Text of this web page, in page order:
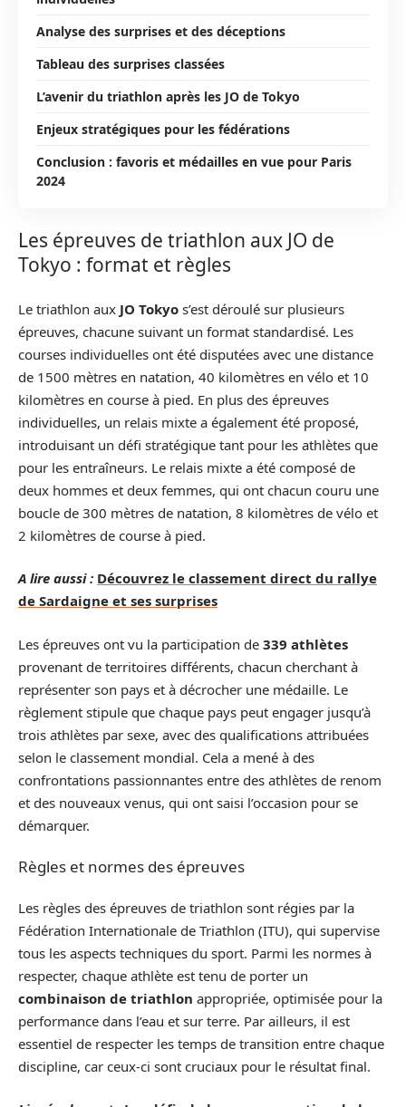
Analyse des surprises et des déceptions
Tableau des surprises classées
L’avenir du triathlon après les JO de Tokyo
Enjeux stratégiques pour les fédérations
Conclusion : favoris et médailles en vue pour Paris
2024
Les épreuves de triathlon aux JO de
Tokyo : format et règles
Le triathlon aux JO Tokyo s’est déroulé sur plusieurs
épreuves, chacune suivant un format standardisé. Les
courses individuelles ont été disputées avec une distance
de 1500 mètres en natation, 40 kilomètres en vélo et 10
kilomètres en course à pied. En plus des épreuves
individuelles, un relais mixte a également été proposé,
introduisant un défi stratégique tant pour les athlètes que
pour les entraîneurs. Le relais mixte a été composé de
deux hommes et deux femmes, qui ont chacun couru une
boucle de 300 mètres de natation, 8 kilomètres de vélo et
2 kilomètres de course à pied.
A lire aussi : Découvrez le classement direct du rallye
de Sardaigne et ses surprises
Les épreuves ont vu la participation de 339 athlètes
provenant de territoires différents, chacun cherchant à
représenter son pays et à décrocher une médaille. Le
règlement stipule que chaque pays peut engager jusqu’à
trois athlètes par sexe, avec des qualifications attribuées
selon le classement mondial. Cela a mené à des
confrontations passionnantes entre des athlètes de renom
et des nouveaux venus, qui ont saisi l’occasion pour se
démarquer.
Règles et normes des épreuves
Les règles des épreuves de triathlon sont régies par la
Fédération Internationale de Triathlon (ITU), qui supervise
tous les aspects techniques du sport. Parmi les normes à
respecter, chaque athlète est tenu de porter un
combinaison de triathlon appropriée, optimisée pour la
performance dans l’eau et sur terre. Par ailleurs, il est
essentiel de respecter les temps de transition entre chaque
discipline, car ceux-ci sont cruciaux pour le résultat final.